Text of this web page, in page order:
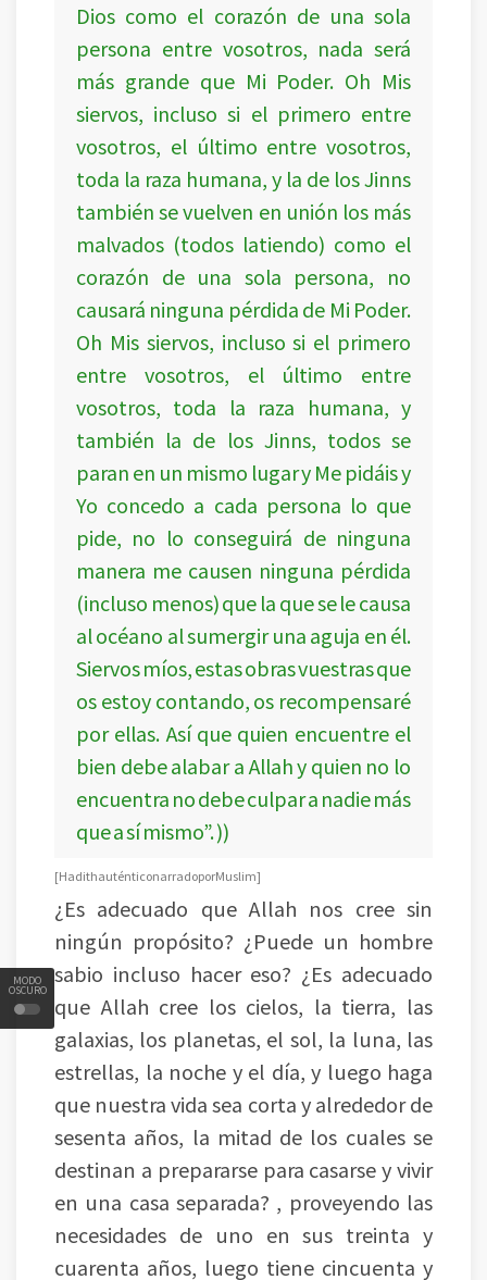
MODO
OSCURO
Dios como el corazón de una sola
persona entre vosotros, nada será
más grande que Mi Poder. Oh Mis
siervos, incluso si el primero entre
vosotros, el último entre vosotros,
toda la raza humana, y la de los Jinns
también se vuelven en unión los más
malvados (todos latiendo) como el
corazón de una sola persona, no
causará ninguna pérdida de Mi Poder.
Oh Mis siervos, incluso si el primero
entre vosotros, el último entre
vosotros, toda la raza humana, y
también la de los Jinns, todos se
paran en un mismo lugar y Me pidáis y
Yo concedo a cada persona lo que
pide, no lo conseguirá de ninguna
manera me causen ninguna pérdida
(incluso menos) que la que se le causa
al océano al sumergir una aguja en él.
Siervos míos, estas obras vuestras que
os estoy contando, os recompensaré
por ellas. Así que quien encuentre el
bien debe alabar a Allah y quien no lo
encuentra no debe culpar a nadie más
que a sí mismo”. ))
[ Hadith auténtico narrado por Muslim ]
¿Es adecuado que Allah nos cree sin
ningún propósito? ¿Puede un hombre
sabio incluso hacer eso? ¿Es adecuado
que Allah cree los cielos, la tierra, las
galaxias, los planetas, el sol, la luna, las
estrellas, la noche y el día, y luego haga
que nuestra vida sea corta y alrededor de
sesenta años, la mitad de los cuales se
destinan a prepararse para casarse y vivir
en una casa separada? , proveyendo las
necesidades de uno en sus treinta y
cuarenta años, luego tiene cincuenta y